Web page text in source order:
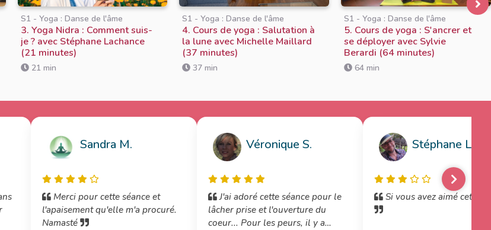
S1 - Yoga : Danse de l'âme
3. Yoga Nidra : Comment suis-
je ? avec Stéphane Lachance
(21 minutes)
21 min
S1 - Yoga : Danse de l'âme
4. Cours de yoga : Salutation à
la lune avec Michelle Maillard
(37 minutes)
37 min
S1 - Yoga : Danse de l'âme
5. Cours de yoga : S'ancrer et
se déployer avec Sylvie
Berardi (64 minutes)
64 min
Sandra M.
Merci pour cette séance et
l'apaisement qu'elle m'a procuré.
Namasté
Véronique S.
J'ai adoré cette séance pour le
lâcher prise et l'ouverture du
coeur... Pour les peurs, il y a
Stéphane L.
Si vous avez aimé cette